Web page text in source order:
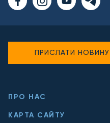
ПРО НАС
КАРТА САЙТУ
ПРИСЛАТИ НОВИНУ